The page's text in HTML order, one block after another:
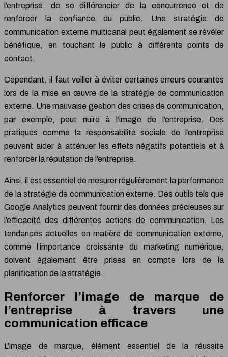
l’entreprise, de se différencier de la concurrence et de
renforcer la confiance du public. Une stratégie de
communication externe multicanal peut également se révéler
bénéfique, en touchant le public à différents points de
contact.
Cependant, il faut veiller à éviter certaines erreurs courantes
lors de la mise en œuvre de la stratégie de communication
externe. Une mauvaise gestion des crises de communication,
par exemple, peut nuire à l’image de l’entreprise. Des
pratiques comme la responsabilité sociale de l’entreprise
peuvent aider à atténuer les effets négatifs potentiels et à
renforcer la réputation de l’entreprise.
Ainsi, il est essentiel de mesurer régulièrement la performance
de la stratégie de communication externe. Des outils tels que
Google Analytics peuvent fournir des données précieuses sur
l’efficacité des différentes actions de communication. Les
tendances actuelles en matière de communication externe,
comme l’importance croissante du marketing numérique,
doivent également être prises en compte lors de la
planification de la stratégie.
Renforcer l’image de marque de
l’entreprise à travers une
communication efficace
L’image de marque, élément essentiel de la réussite